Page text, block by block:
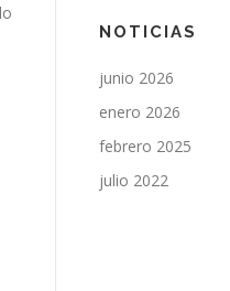
NOTICIAS
junio 2026
enero 2026
febrero 2025
julio 2022